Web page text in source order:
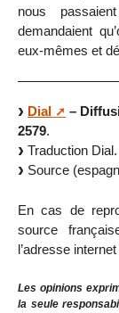
nous
demandaient
eux-mêmes et
Dial
–
2579.
Traduction Dial.
Source
En cas de
source
l’adresse internet
Les opinions
la seule